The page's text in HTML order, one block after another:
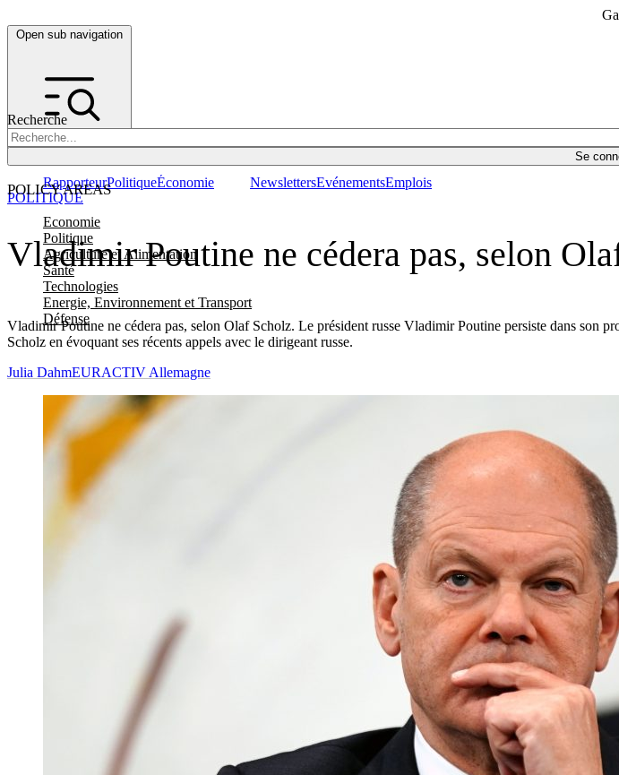
Open sub navigation
Recherche
Se
POLICY AREAS
Economie
Politique
Agriculture et Alimentation
Santé
Technologies
Energie, Environnement et Transport
Défense
RapporteurPolitiqueÉconomie NewslettersEvénementsEmplois
Vladimir Poutine ne cédera pas, selon
Vladimir Poutine ne cédera pas, selon Olaf Scholz. Le président russe Vladimir Poutine persiste dans son
Scholz en évoquant ses récents appels avec le dirigeant russe.
POLITIQUE
Julia DahmEURACTIV Allemagne